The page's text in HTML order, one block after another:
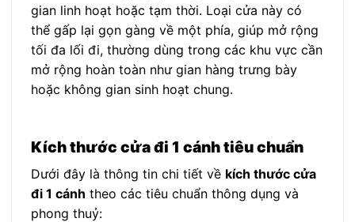
gian linh hoạt hoặc tạm thời. Loại cửa này có
thể gấp lại gọn gàng về một phía, giúp mở rộng
tối đa lối đi, thường dùng trong các khu vực cần
mở rộng hoàn toàn như gian hàng trưng bày
hoặc không gian sinh hoạt chung.
Kích thước cửa đi 1 cánh tiêu chuẩn
Dưới đây là thông tin chi tiết về kích thước cửa
đi 1 cánh theo các tiêu chuẩn thông dụng và
phong thuỷ: